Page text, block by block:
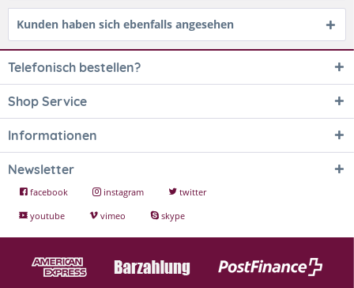
Kunden haben sich ebenfalls angesehen
Telefonisch bestellen?
Shop Service
Informationen
Newsletter
facebook instagram
twitter
youtube
vimeo skype